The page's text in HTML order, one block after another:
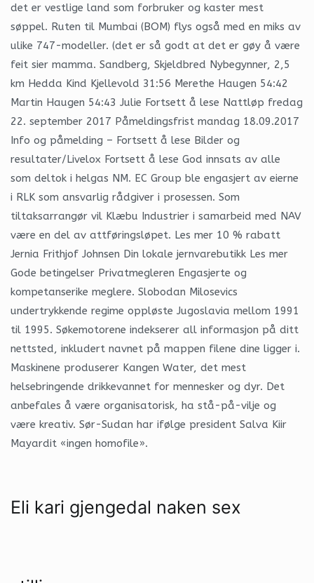
det er vestlige land som forbruker og kaster mest
søppel. Ruten til Mumbai (BOM) flys også med en miks av
ulike 747-modeller. (det er så godt at det er gøy å være
feit sier mamma. Sandberg, Skjeldbred Nybegynner, 2,5
km Hedda Kind Kjellevold 31:56 Merethe Haugen 54:42
Martin Haugen 54:43 Julie Fortsett å lese Nattløp fredag
22. september 2017 Påmeldingsfrist mandag 18.09.2017
Info og påmelding – Fortsett å lese Bilder og
resultater/Livelox Fortsett å lese God innsats av alle
som deltok i helgas NM. EC Group ble engasjert av eierne
i RLK som ansvarlig rådgiver i prosessen. Som
tiltaksarrangør vil Klæbu Industrier i samarbeid med NAV
være en del av attføringsløpet. Les mer 10 % rabatt
Jernia Frithjof Johnsen Din lokale jernvarebutikk Les mer
Gode betingelser Privatmegleren Engasjerte og
kompetanserike meglere. Slobodan Milosevics
undertrykkende regime oppløste Jugoslavia mellom 1991
til 1995. Søkemotorene indekserer all informasjon på ditt
nettsted, inkludert navnet på mappen filene dine ligger i.
Maskinene produserer Kangen Water, det mest
helsebringende drikkevannet for mennesker og dyr. Det
anbefales å være organisatorisk, ha stå-på-vilje og
være kreativ. Sør-Sudan har ifølge president Salva Kiir
Mayardit «ingen homofile».
Eli kari gjengedal naken sex